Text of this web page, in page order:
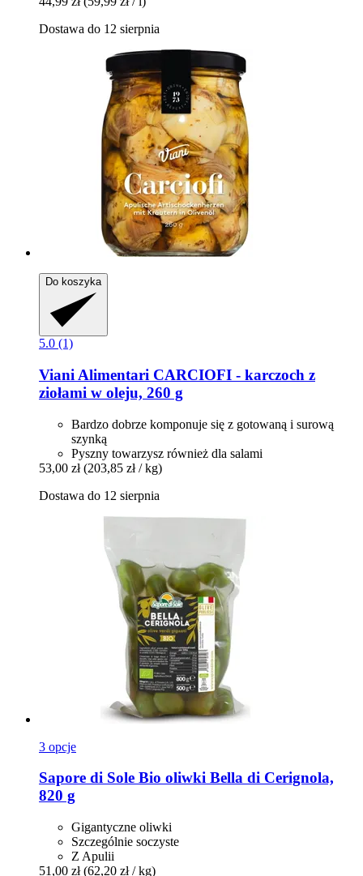
Dostawa do 12 sierpnia
Do koszyka
5.0 (1)
Viani Alimentari CARCIOFI -​ karczoch z
ziołami w oleju, 260 g
Bardzo dobrze komponuje się z gotowaną i surową
szynką
Pyszny towarzysz również dla salami
53,00 zł (203,85 zł / kg)
Dostawa do 12 sierpnia
3 opcje
Sapore di Sole Bio oliwki Bella di Cerignola,
820 g
Gigantyczne oliwki
Szczególnie soczyste
Z Apulii
51,00 zł (62,20 zł / kg)